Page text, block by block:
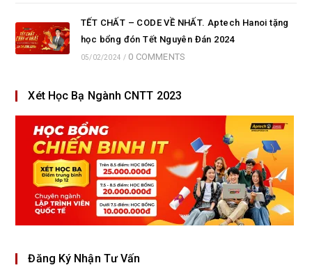
TẾT CHẤT – CODE VỀ NHẤT. Aptech Hanoi tặng
học bổng đón Tết Nguyên Đán 2024
05/02/2024 / 0 COMMENTS
Xét Học Bạ Ngành CNTT 2023
Đăng Ký Nhận Tư Vấn